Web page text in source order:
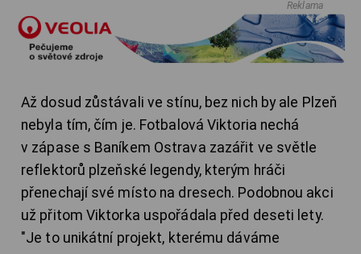
Reklama
Až dosud zůstávali ve stínu, bez nich by ale Plzeň
nebyla tím, čím je. Fotbalová Viktoria nechá
v zápase s Baníkem Ostrava zazářit ve světle
reflektorů plzeňské legendy, kterým hráči
přenechají své místo na dresech. Podobnou akci
už přitom Viktorka uspořádala před deseti lety.
"Je to unikátní projekt, kterému dáváme